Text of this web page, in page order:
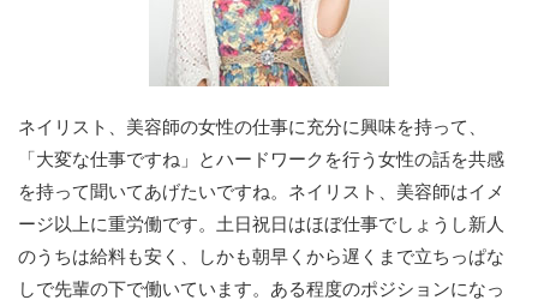
ネイリスト、美容師の女性の仕事に充分に興味を持って、
「大変な仕事ですね」とハードワークを行う女性の話を共感
を持って聞いてあげたいですね。ネイリスト、美容師はイメ
ージ以上に重労働です。土日祝日はほぼ仕事でしょうし新人
のうちは給料も安く、しかも朝早くから遅くまで立ちっぱな
しで先輩の下で働いています。ある程度のポジションになっ